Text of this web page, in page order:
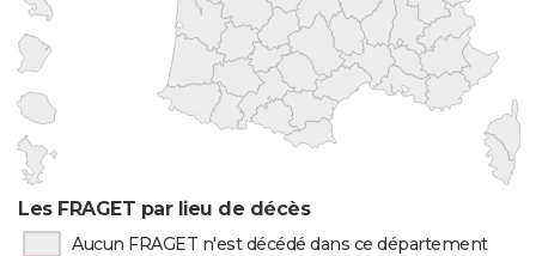
Les FRAGET par lieu de décès
Aucun FRAGET n'est décédé dans ce département